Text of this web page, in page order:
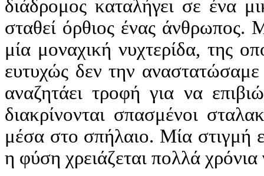
διάδρομος καταλήγει σε ένα
σταθεί όρθιος ένας
μία μοναχική νυχτερίδα, της
ευτυχώς δεν την
αναζητάει τροφή για να
διακρίνονται σπασμένοι
μέσα στο σπήλαιο. Μία στιγμή
η φύση χρειάζεται πολλά